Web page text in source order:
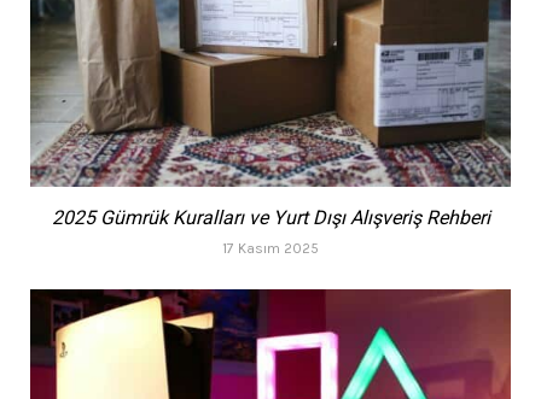
2025 Gümrük Kuralları ve Yurt Dışı Alışveriş Rehberi
17 Kasım 2025